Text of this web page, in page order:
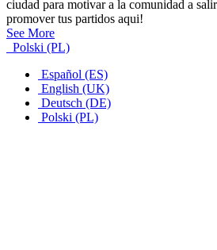
ciudad para motivar a la comunidad a
promover tus partidos aqui!
See More
Polski (PL)
Español (ES)
English (UK)
Deutsch (DE)
Polski (PL)